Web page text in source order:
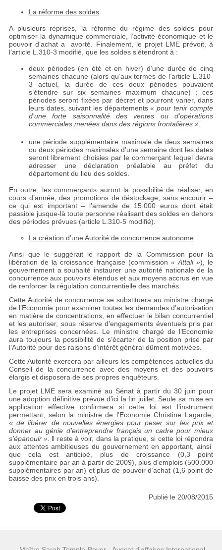
La réforme des soldes
A plusieurs reprises, la réforme du régime des soldes pour
optimiser la dynamique commerciale, l’activité économique et le
pouvoir d’achat a avorté. Finalement, le projet LME prévoit, à
l’article L.310-3 modifié, que les soldes s’étendront à :
deux périodes (en été et en hiver) d’une durée de cinq
semaines chacune (alors qu’aux termes de l’article L.310-
3 actuel, la durée de ces deux périodes pouvaient
s’étendre sur six semaines maximum chacune) ; ces
périodes seront fixées par décret et pourront varier, dans
leurs dates, suivant les départements« pour tenir compte
d’une forte saisonnalité des ventes ou d’opérations
commerciales menées dans des régions frontalières ».
une période supplémentaire maximale de deux semaines
ou deux périodes maximales d’une semaine dont les dates
seront librement choisies par le commerçant lequel devra
adresser une déclaration préalable au préfet du
département du lieu des soldes.
En outre, les commerçants auront la possibilité de réaliser, en
cours d’année, des promotions de déstockage, sans encourir –
ce qui est important – l’amende de 15.000 euros dont était
passible jusque-là toute personne réalisant des soldes en dehors
des périodes prévues (article L.310-5 modifié).
La création d’une Autorité de concurrence autonome
Ainsi que le suggérait le rapport de la Commission pour la
libération de la croissance française (commission« Attali »), le
gouvernement a souhaité instaurer une autorité nationale de la
concurrence aux pouvoirs étendus et aux moyens accrus en vue
de renforcer la régulation concurrentielle des marchés.
Cette Autorité de concurrence se substituera au ministre chargé
de l’Economie pour examiner toutes les demandes d’autorisation
en matière de concentrations, en effectuer le bilan concurrentiel
et les autoriser, sous réserve d’engagements éventuels pris par
les entreprises concernées. Le ministre chargé de l’Economie
aura toujours la possibilité de s’écarter de la position prise par
l’Autorité pour des raisons d’intérêt général dûment motivées.
Cette Autorité exercera par ailleurs les compétences actuelles du
Conseil de la concurrence avec des moyens et des pouvoirs
élargis et disposera de ses propres enquêteurs.
Le projet LME sera examiné au Sénat à partir du 30 juin pour
une adoption définitive prévue d’ici la fin juillet. Seule sa mise en
application effective confirmera si cette loi est l’instrument
permettant, selon la ministre de l’Economie Christine Lagarde,
« de libérer de nouvelles énergies pour peser sur les prix et
donner au génie d’entreprendre français un cadre pour mieux
s’épanouir ». ll reste à voir, dans la pratique, si cette loi répondra
aux attentes ambitieuses du gouvernement en apportant, ainsi
que cela est anticipé, plus de croissance (0,3 point
supplémentaire par an à partir de 2009), plus d’emplois (500.000
supplémentaires par an) et plus de pouvoir d’achat (1,6 point de
baisse des prix en trois ans).
Publié le 20/08/2015